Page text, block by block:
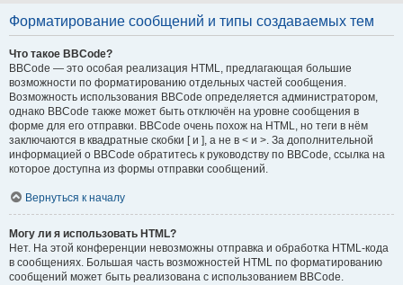
Форматирование сообщений и типы создаваемых тем
Что такое BBCode?
BBCode — это особая реализация HTML, предлагающая большие
возможности по форматированию отдельных частей сообщения.
Возможность использования BBCode определяется администратором,
однако BBCode также может быть отключён на уровне сообщения в
форме для его отправки. BBCode очень похож на HTML, но теги в нём
заключаются в квадратные скобки [ и ], а не в < и >. За дополнительной
информацией о BBCode обратитесь к руководству по BBCode, ссылка на
которое доступна из формы отправки сообщений.
Вернуться к началу
Могу ли я использовать HTML?
Нет. На этой конференции невозможны отправка и обработка HTML-кода
в сообщениях. Большая часть возможностей HTML по форматированию
сообщений может быть реализована с использованием BBCode.